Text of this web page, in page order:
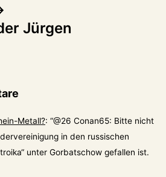
Jürgen
Metall?: “@26 Conan65: Bitte nicht
in den russischen
unter Gorbatschow gefallen ist.